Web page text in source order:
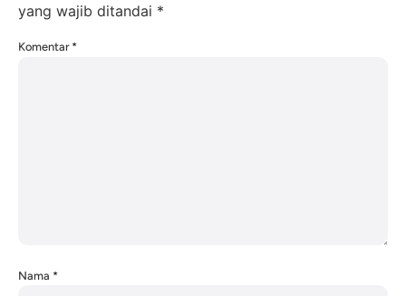
yang wajib ditandai *
Komentar *
Nama *